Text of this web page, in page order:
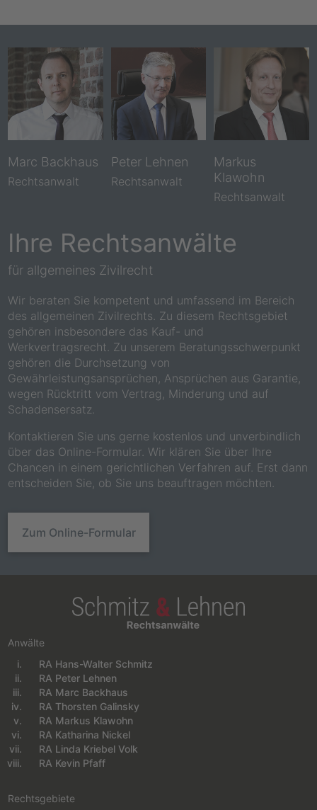
Ihre Rechtsanwälte
für allgemeines Zivilrecht
Wir beraten Sie kompetent und umfassend im Bereich
des allgemeinen Zivilrechts. Zu diesem Rechtsgebiet
gehören insbesondere das Kauf- und
Werkvertragsrecht. Zu unserem Beratungsschwerpunkt
gehören die Durchsetzung von
Gewährleistungsansprüchen, Ansprüchen aus Garantie,
wegen Rücktritt vom Vertrag, Minderung und auf
Schadensersatz.
Kontaktieren Sie uns gerne kostenlos und unverbindlich
über das Online-Formular. Wir klären Sie über Ihre
Chancen in einem gerichtlichen Verfahren auf. Erst dann
entscheiden Sie, ob Sie uns beauftragen möchten.
Zum Online-Formular
Marc Backhaus
Rechtsanwalt
Peter Lehnen
Rechtsanwalt
Markus
Klawohn
Rechtsanwalt
Anwälte
Navigation überspringen
RA Hans-Walter Schmitz
RA Peter Lehnen
RA Marc Backhaus
RA Thorsten Galinsky
RA Markus Klawohn
RA Katharina Nickel
RA Linda Kriebel Volk
RA Kevin Pfaff
Rechtsgebiete